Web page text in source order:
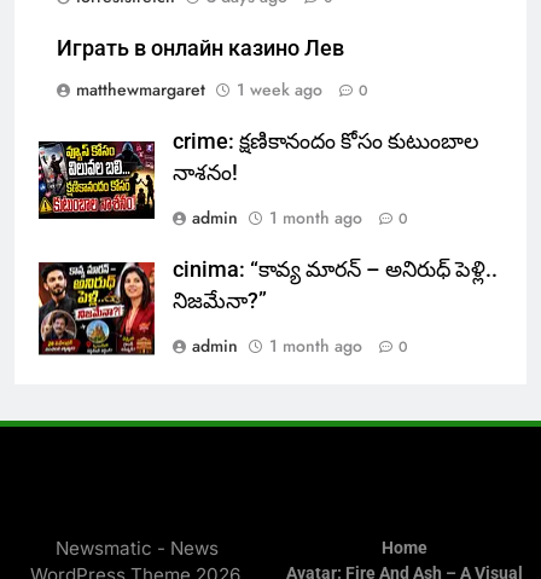
Играть в онлайн казино Лев
matthewmargaret
1 week ago 0
crime: క్షణికానందం కోసం కుటుంబాల
నాశనం!
admin
1 month ago 0
cinima: “కావ్య మారన్ – అనిరుధ్ పెళ్లి..
నిజమేనా?”
admin
1 month ago 0
Newsmatic - News
Home
Avatar: Fire And Ash – A Visual